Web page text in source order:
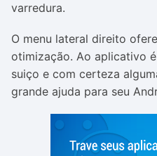
varredura.
O menu lateral direito
otimização. Ao aplicativo
suiço e com certeza
grande ajuda para seu